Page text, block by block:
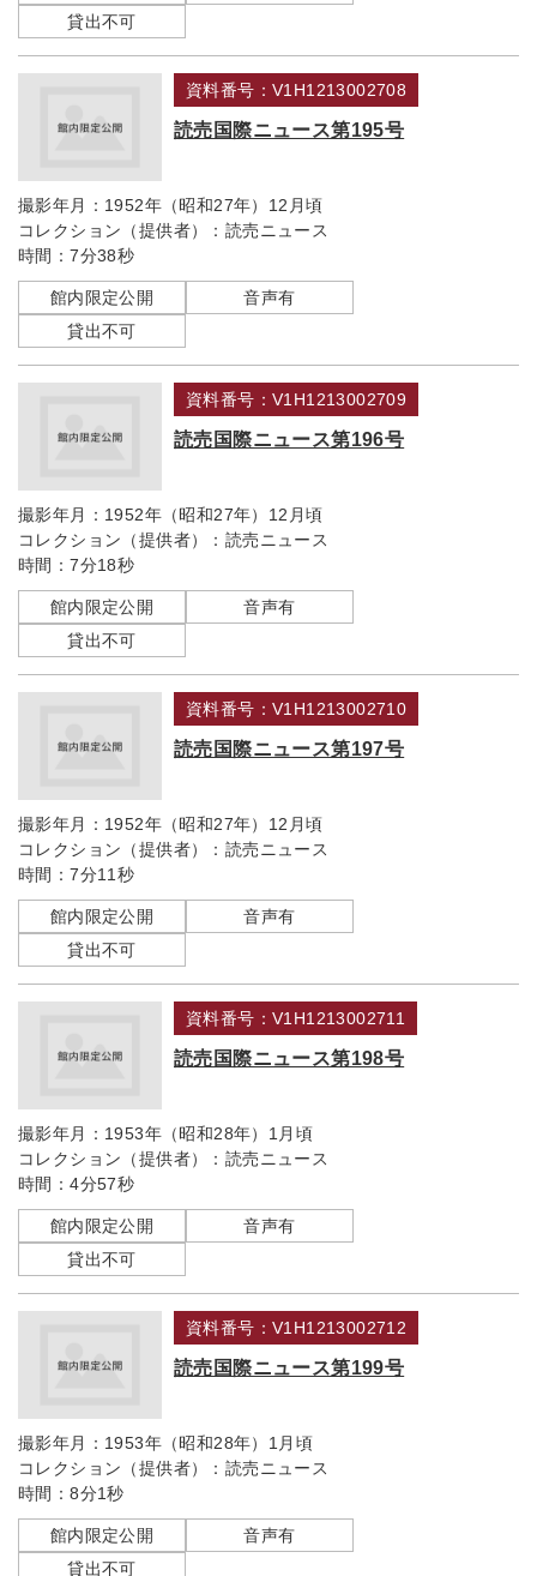
貸出不可
資料番号：V1H1213002708
読売国際ニュース第195号
撮影年月： 1952年（昭和27年）12月頃
コレクション（提供者）： 読売ニュース
時間：7分38秒
館内限定公開
音声有
貸出不可
資料番号：V1H1213002709
読売国際ニュース第196号
撮影年月： 1952年（昭和27年）12月頃
コレクション（提供者）： 読売ニュース
時間：7分18秒
館内限定公開
音声有
貸出不可
資料番号：V1H1213002710
読売国際ニュース第197号
撮影年月： 1952年（昭和27年）12月頃
コレクション（提供者）： 読売ニュース
時間：7分11秒
館内限定公開
音声有
貸出不可
資料番号：V1H1213002711
読売国際ニュース第198号
撮影年月： 1953年（昭和28年）1月頃
コレクション（提供者）： 読売ニュース
時間：4分57秒
館内限定公開
音声有
貸出不可
資料番号：V1H1213002712
読売国際ニュース第199号
撮影年月： 1953年（昭和28年）1月頃
コレクション（提供者）： 読売ニュース
時間：8分1秒
館内限定公開
音声有
貸出不可